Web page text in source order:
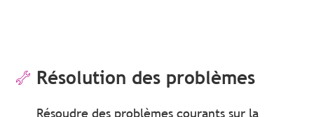
Résolution des problèmes
Résoudre des problèmes courants sur la